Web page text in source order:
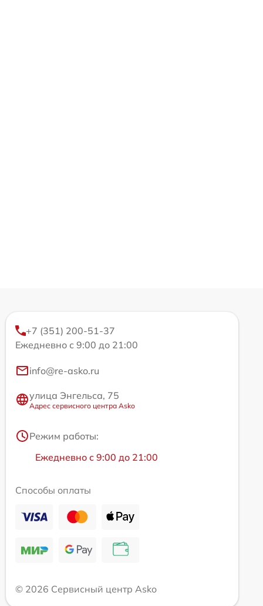
+7 (351) 200-51-37
Ежедневно с 9:00 до 21:00
info@re-asko.ru
улица Энгельса, 75
Адрес сервисного центра Asko
Режим работы:
Ежедневно с 9:00 до 21:00
Способы оплаты
© 2026 Сервисный центр Asko